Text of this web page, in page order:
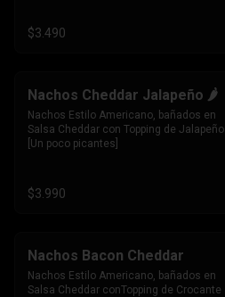
$3.490
Nachos Cheddar Jalapeño 🌶️
Nachos Estilo Americano, bañados en
Salsa Cheddar con Topping de Jalapeño
[Un poco picantes]
$3.990
Nachos Bacon Cheddar
Nachos Estilo Americano, bañados en
Salsa Cheddar conTopping de Crocante